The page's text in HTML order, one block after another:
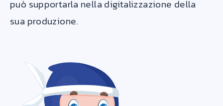
può supportarla nella digitalizzazione della
sua produzione.